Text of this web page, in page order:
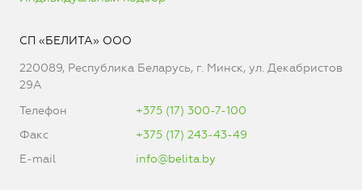
СП «БЕЛИТА» ООО
220089, Республика Беларусь, г. Минск, ул. Декабристов
29А
Телефон
+375 (17) 300-7-100
Факс
+375 (17) 243-43-49
E-mail
info@belita.by